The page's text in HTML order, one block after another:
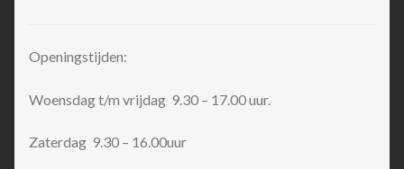
Openingstijden:
Woensdag t/m vrijdag 9.30 – 17.00 uur.
Zaterdag 9.30 – 16.00uur